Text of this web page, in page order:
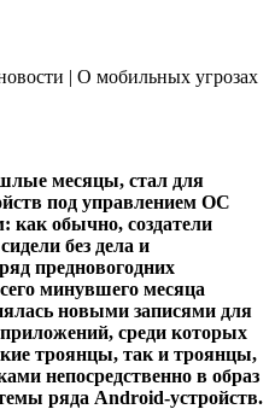
| О мобильных угрозах
месяцы, стал для
под управлением ОС
как обычно, создатели
без дела и
предновогодних
минувшего месяца
новыми записями для
среди которых
троянцы, так и троянцы,
непосредственно в образ
ряда Android-устройств.